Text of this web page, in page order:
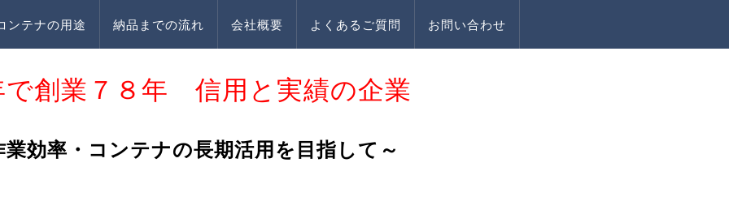
ンテナの用途 納品までの流れ 会社概要 よくあるご質問 お問い合わせ
で創業７８年 信用と実績の企業
業効率・コンテナの長期活用を目指して～